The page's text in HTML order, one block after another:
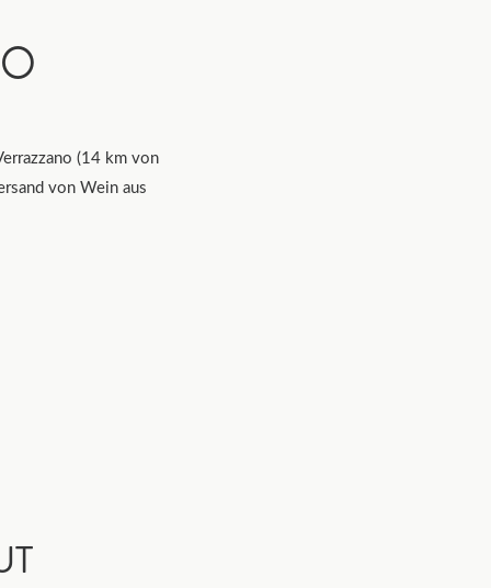
(14 km von
von Wein aus